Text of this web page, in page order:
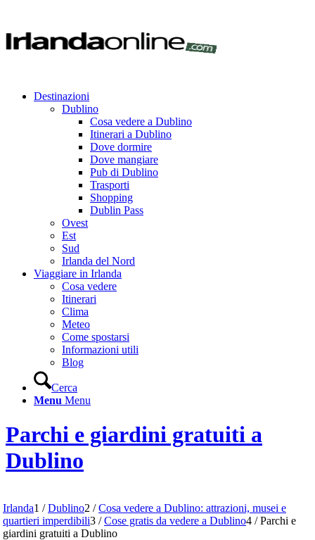
Destinazioni
Dublino
Cosa vedere a Dublino
Itinerari a Dublino
Dove dormire
Dove mangiare
Pub di Dublino
Trasporti
Shopping
Dublin Pass
Ovest
Est
Sud
Irlanda del Nord
Viaggiare in Irlanda
Cosa vedere
Itinerari
Clima
Meteo
Come spostarsi
Informazioni utili
Blog
Cerca
Menu Menu
Parchi e giardini gratuiti a
Dublino
Irlanda1 / Dublino2 / Cosa vedere a Dublino: attrazioni, musei e
quartieri imperdibili3 / Cose gratis da vedere a Dublino4 / Parchi e
giardini gratuiti a Dublino